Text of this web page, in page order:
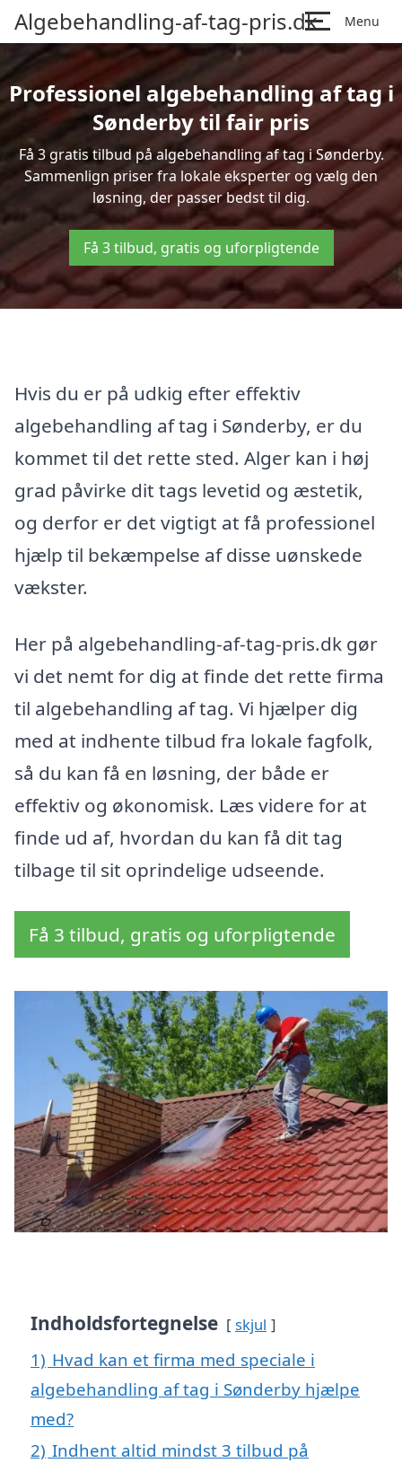
Algebehandling-af-tag-pris.dk Menu
Professionel algebehandling af tag i
Sønderby til fair pris
Få 3 gratis tilbud på algebehandling af tag i Sønderby.
Sammenlign priser fra lokale eksperter og vælg den
løsning, der passer bedst til dig.
Få 3 tilbud, gratis og uforpligtende
Hvis du er på udkig efter effektiv
algebehandling af tag i Sønderby, er du
kommet til det rette sted. Alger kan i høj
grad påvirke dit tags levetid og æstetik,
og derfor er det vigtigt at få professionel
hjælp til bekæmpelse af disse uønskede
vækster.
Her på algebehandling-af-tag-pris.dk gør
vi det nemt for dig at finde det rette firma
til algebehandling af tag. Vi hjælper dig
med at indhente tilbud fra lokale fagfolk,
så du kan få en løsning, der både er
effektiv og økonomisk. Læs videre for at
finde ud af, hvordan du kan få dit tag
tilbage til sit oprindelige udseende.
Få 3 tilbud, gratis og uforpligtende
Indholdsfortegnelse skjul
1) Hvad kan et firma med speciale i
algebehandling af tag i Sønderby hjælpe
med?
2) Indhent altid mindst 3 tilbud på